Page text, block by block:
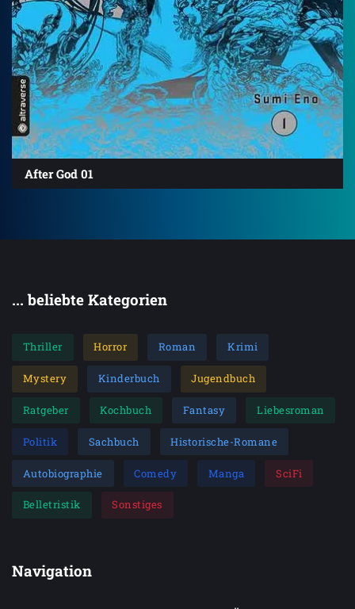
After God 01
... beliebte Kategorien
Thriller Horror Roman Krimi
Mystery Kinderbuch Jugendbuch
Ratgeber Kochbuch Fantasy Liebesroman
Politik Sachbuch Historische-Romane
Autobiographie Comedy Manga SciFi
Belletristik Sonstiges
Navigation